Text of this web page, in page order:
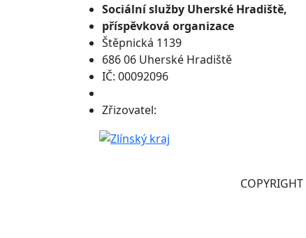
Sociální služby Uherské Hradiště,
příspěvková organizace
Štěpnická 1139
686 06 Uherské Hradiště
IČ: 00092096
Zřizovatel: